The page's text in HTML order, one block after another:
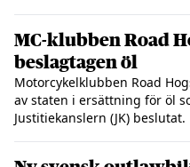
MC-klubben Road
beslagtagen öl
Motorcykelklubben Road
av staten i ersättning för öl
Justitiekanslern (JK) beslutat.